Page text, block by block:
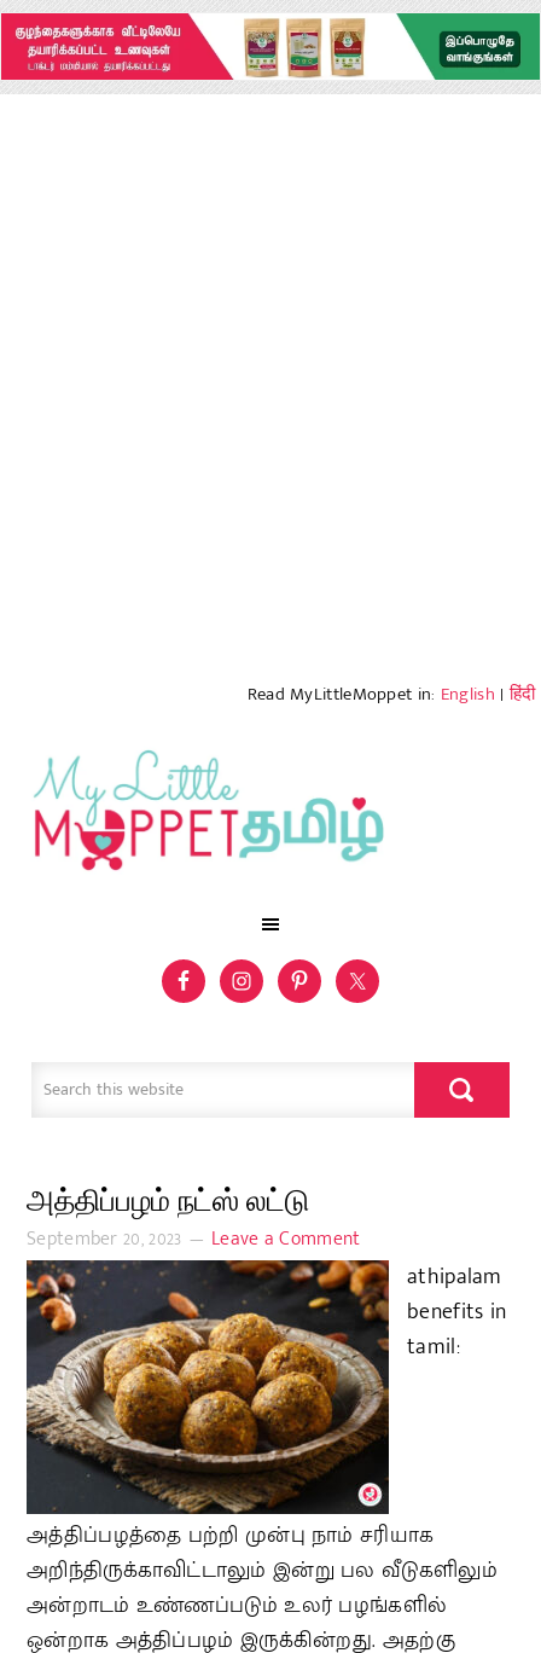
Read MyLittleMoppet in: English |हिंदी
அத்திப்பழம் நட்ஸ் லட்டு
September 20, 2023 Leave a Comment
athipalam
benefits in
tamil:
அத்திப்பழத்தை பற்றி முன்பு நாம் சரியாக
அறிந்திருக்காவிட்டாலும் இன்று பல வீடுகளிலும்
அன்றாடம் உண்ணப்படும் உலர் பழங்களில்
ஒன்றாக அத்திப்பழம் இருக்கின்றது. அதற்கு